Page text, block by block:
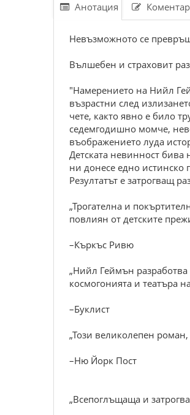
Анотация
Невъзможното се
Вълшебен и страховит
"Намерението на Нийл
възрастни след
чете, както явно е било
седемгодишно момче,
въображението луда
Детската невинност
ни донесе едно истинско
Резултатът е затрогващ
„Трогателна и
повлиян от детските
–Къркъс Ривю
„Нийл Геймън разработва
космогонията и театъра
–Буклист
„Този великолепен
–Ню Йорк Пост
„Всепоглъщаща и